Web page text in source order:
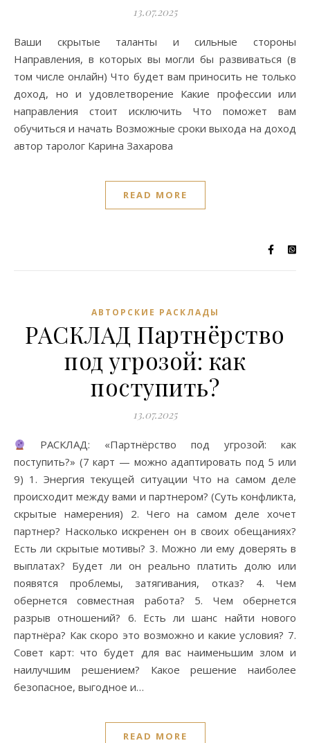
13.07.2025
Ваши скрытые таланты и сильные стороны
Направления, в которых вы могли бы развиваться (в
том числе онлайн) Что будет вам приносить не только
доход, но и удовлетворение Какие профессии или
направления стоит исключить Что поможет вам
обучиться и начать Возможные сроки выхода на доход
автор таролог Карина Захарова
READ MORE
АВТОРСКИЕ РАСКЛАДЫ
РАСКЛАД Партнёрство
под угрозой: как
поступить?
13.07.2025
РАСКЛАД: «Партнёрство под угрозой: как
поступить?» (7 карт — можно адаптировать под 5 или
9) 1. Энергия текущей ситуации Что на самом деле
происходит между вами и партнером? (Суть конфликта,
скрытые намерения) 2. Чего на самом деле хочет
партнер? Насколько искренен он в своих обещаниях?
Есть ли скрытые мотивы? 3. Можно ли ему доверять в
выплатах? Будет ли он реально платить долю или
появятся проблемы, затягивания, отказ? 4. Чем
обернется совместная работа? 5. Чем обернется
разрыв отношений? 6. Есть ли шанс найти нового
партнёра? Как скоро это возможно и какие условия? 7.
Совет карт: что будет для вас наименьшим злом и
наилучшим решением? Какое решение наиболее
безопасное, выгодное и…
READ MORE